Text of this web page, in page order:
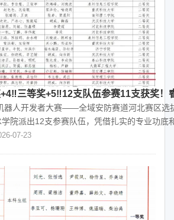
三等奖+5‼️12支队伍参赛11支获奖！
器人开发者大赛——全域安防赛道河北赛区选
院派出12支参赛队伍，凭借扎实的专业功底
07-23